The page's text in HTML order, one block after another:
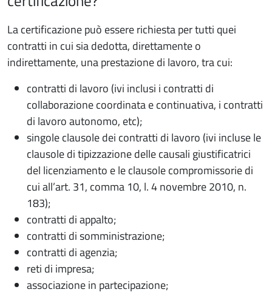
La certificazione può essere richiesta per tutti quei
contratti in cui sia dedotta, direttamente o
indirettamente, una prestazione di lavoro, tra cui:
contratti di lavoro (ivi inclusi i contratti di
collaborazione coordinata e continuativa, i contratti
di lavoro autonomo, etc);
singole clausole dei contratti di lavoro (ivi incluse le
clausole di tipizzazione delle causali giustificatrici
del licenziamento e le clausole compromissorie di
cui all’art. 31, comma 10, l. 4 novembre 2010, n.
183);
contratti di appalto;
contratti di somministrazione;
contratti di agenzia;
reti di impresa;
associazione in partecipazione;